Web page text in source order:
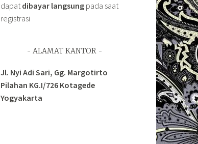
dapatdibayar langsung pada saat
registrasi
ALAMAT KANTOR
Jl. Nyi Adi Sari, Gg. Margotirto
Pilahan KG.I/726 Kotagede
Yogyakarta